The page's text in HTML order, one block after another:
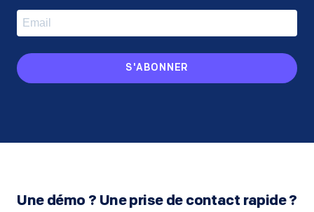
S'ABONNER
Une démo ? Une prise de contact rapide ?